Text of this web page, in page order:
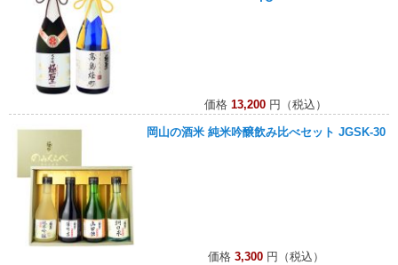
価格 13,200 円（税込）
岡山の酒米 純米吟醸飲み比べセット JGSK-30
価格 3,300円（税込）